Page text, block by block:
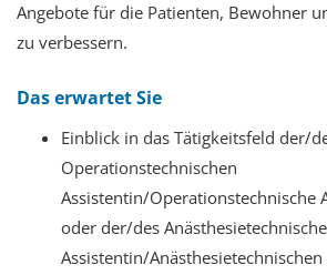
Angebote für die Patienten, Bewohner
zu verbessern.
Das erwartet Sie
Einblick in das Tätigkeitsfeld der/
Operationstechnischen
Assistentin/Operationstechnische
oder der/des
Assistentin/Anästhesietechnischen